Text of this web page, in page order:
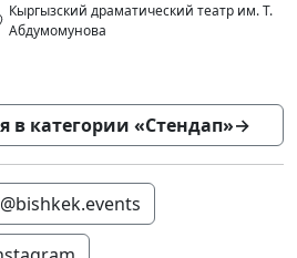
Кыргызский драматический театр им. Т.
Абдумомунова
в категории «Стендап»→